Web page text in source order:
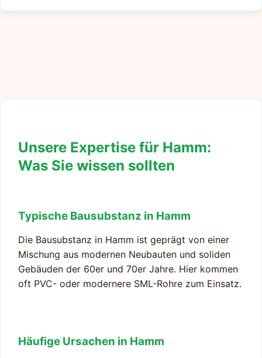
Unsere Expertise für Hamm:
Was Sie wissen sollten
Typische Bausubstanz in Hamm
Die Bausubstanz in Hamm ist geprägt von einer
Mischung aus modernen Neubauten und soliden
Gebäuden der 60er und 70er Jahre. Hier kommen
oft PVC- oder modernere SML-Rohre zum Einsatz.
Häufige Ursachen in Hamm